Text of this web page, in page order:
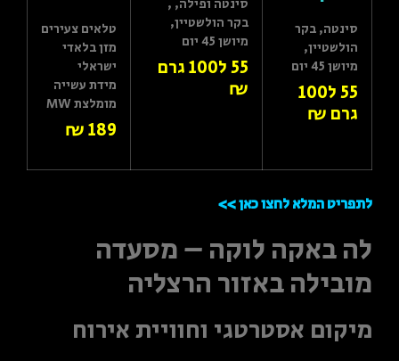
סינטה, בקר
הולשטיין,
מיושן 45 יום
55 ל100
גרם ₪
סינטה ופילה, ,
בקר הולשטיין,
מיושן 45 יום
55 ל100 גרם
₪
טלאים צעירים
מזן בלאדי
ישראלי
מידת עשייה
מומלצת MW
189 ₪
לתפריט המלא לחצו כאן >>
לה באקה לוקה – מסעדה
מובילה באזור הרצליה
מיקום אסטרטגי וחוויית אירוח